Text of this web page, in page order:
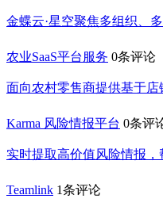
金蝶云·星空聚焦多组织、
农业SaaS平台服务 0条评论
面向农村零售商提供基于店
Karma 风险情报平台 0条评
实时提取高价值风险情报，
Teamlink 1条评论